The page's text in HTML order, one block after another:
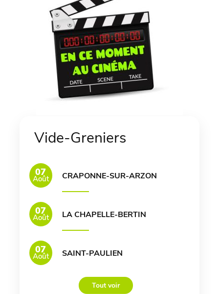
Vide-Greniers
07
Août CRAPONNE-SUR-ARZON
07
Août LA CHAPELLE-BERTIN
07
Août SAINT-PAULIEN
Tout voir